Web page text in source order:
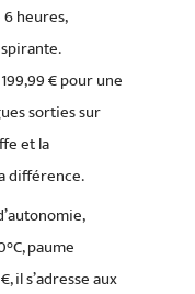
heures,
€ pour une
sorties sur
et la
différence.
paume
il s’adresse aux